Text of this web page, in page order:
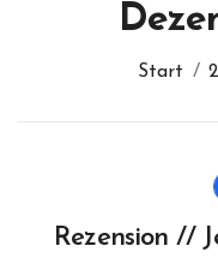
Start
Rezension //